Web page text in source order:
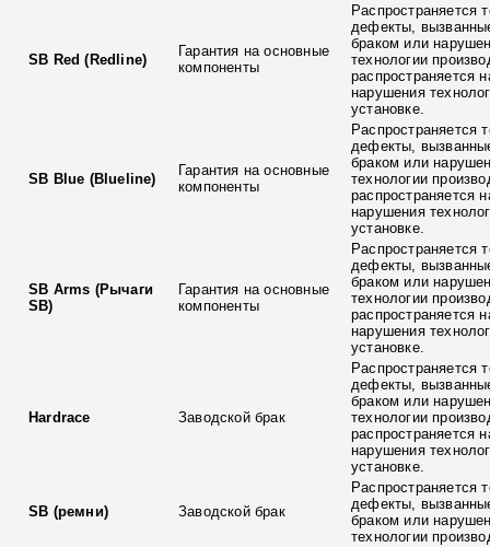
SB Red (Redline)
Гарантия на основные
компоненты
Распространяется
дефекты,
браком или
технологии
распространяется
нарушения
установке.
SB Blue (Blueline)
Гарантия на основные
компоненты
Распространяется
дефекты,
браком или
технологии
распространяется
нарушения
установке.
SB Arms (Рычаги
SB)
Гарантия на основные
компоненты
Распространяется
дефекты,
браком или
технологии
распространяется
нарушения
установке.
Hardrace Заводской брак
Распространяется
дефекты,
браком или
технологии
распространяется
нарушения
установке.
SB (ремни) Заводской брак
Распространяется
дефекты,
браком или
технологии